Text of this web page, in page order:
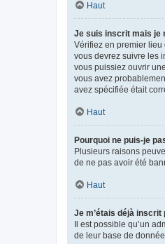
Haut
Je suis inscrit mais je
Vérifiez en premier lieu
vous devrez suivre les
vous puissiez ouvrir
vous avez
avez spécifiée était
Haut
Pourquoi ne puis-je
Plusieurs raisons
de ne pas avoir été
Haut
Je m’étais déjà
Il est possible qu’un
de leur base de